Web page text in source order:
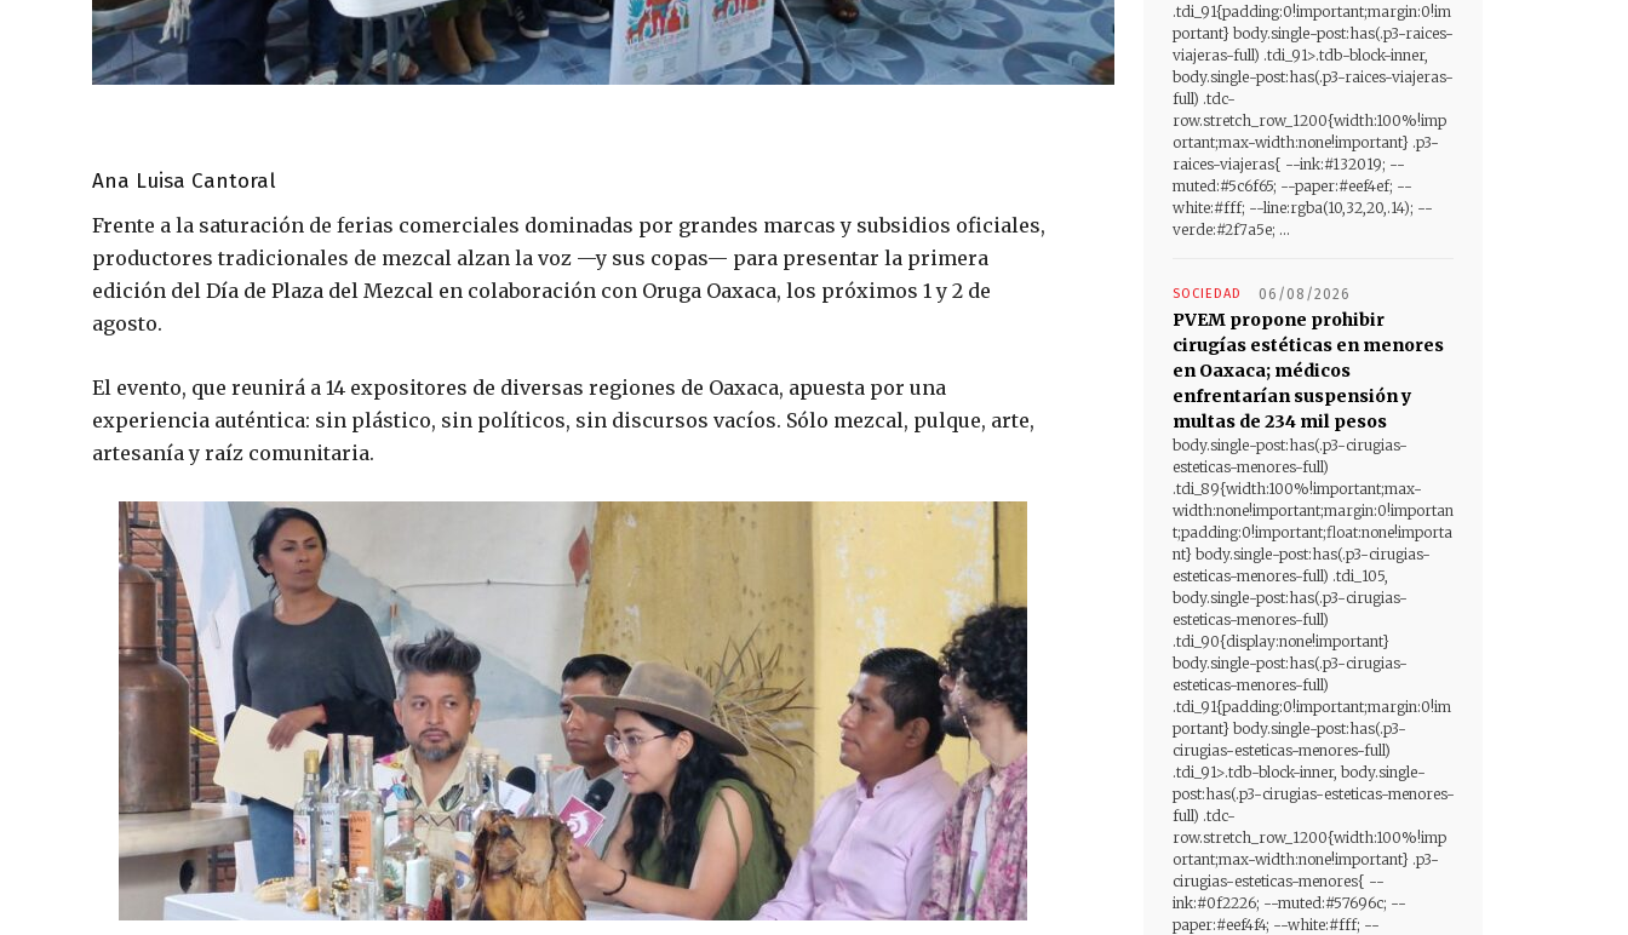
Ana Luisa Cantoral
Frente a la saturación de ferias comerciales dominadas por grandes marcas y subsidios oficiales,
productores tradicionales de mezcal alzan la voz —y sus copas— para presentar la primera
edición del Día de Plaza del Mezcal en colaboración con Oruga Oaxaca, los próximos 1 y 2 de
agosto.
El evento, que reunirá a 14 expositores de diversas regiones de Oaxaca, apuesta por una
experiencia auténtica: sin plástico, sin políticos, sin discursos vacíos. Sólo mezcal, pulque, arte,
artesanía y raíz comunitaria.
.tdi_91{padding:0!important;margin:0!im
portant} body.single-post:has(.p3-raices-
viajeras-full) .tdi_91>.tdb-block-inner,
body.single-post:has(.p3-raices-viajeras-
full) .tdc-
row.stretch_row_1200{width:100%!imp
ortant;max-width:none!important} .p3-
raices-viajeras{ --ink:#132019; --
muted:#5c6f65; --paper:#eef4ef; --
white:#fff; --line:rgba(10,32,20,.14); --
verde:#2f7a5e; ...
SOCIEDAD 06/08/2026
PVEM propone prohibir
cirugías estéticas en menores
en Oaxaca; médicos
enfrentarían suspensión y
multas de 234 mil pesos
body.single-post:has(.p3-cirugias-
esteticas-menores-full)
.tdi_89{width:100%!important;max-
width:none!important;margin:0!importan
t;padding:0!important;float:none!importa
nt} body.single-post:has(.p3-cirugias-
esteticas-menores-full) .tdi_105,
body.single-post:has(.p3-cirugias-
esteticas-menores-full)
.tdi_90{display:none!important}
body.single-post:has(.p3-cirugias-
esteticas-menores-full)
.tdi_91{padding:0!important;margin:0!im
portant} body.single-post:has(.p3-
cirugias-esteticas-menores-full)
.tdi_91>.tdb-block-inner, body.single-
post:has(.p3-cirugias-esteticas-menores-
full) .tdc-
row.stretch_row_1200{width:100%!imp
ortant;max-width:none!important} .p3-
cirugias-esteticas-menores{ --
ink:#0f2226; --muted:#57696c; --
paper:#eef4f4; --white:#fff; --